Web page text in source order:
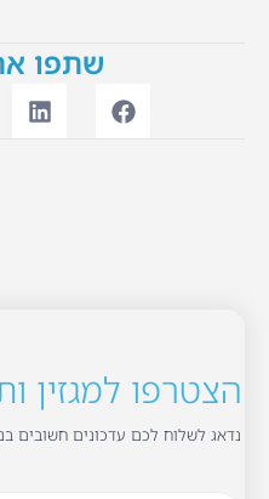
שתפו
הצטרפו למגזין
נדאג לשלוח לכם עדכונים חשובים